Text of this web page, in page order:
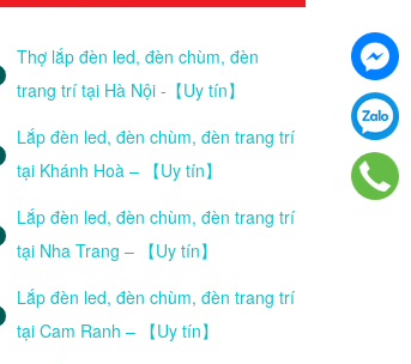
Thợ lắp đèn led, đèn chùm, đèn
trang trí tại Hà Nội -【Uy tín】
Lắp đèn led, đèn chùm, đèn trang trí
tại Khánh Hoà – 【Uy tín】
Lắp đèn led, đèn chùm, đèn trang trí
tại Nha Trang – 【Uy tín】
Lắp đèn led, đèn chùm, đèn trang trí
tại Cam Ranh – 【Uy tín】